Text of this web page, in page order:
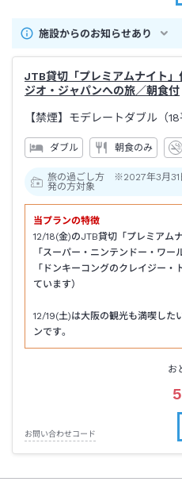
施設からのお知らせあり
JTB貸切「プレミアムナイト
ジオ・ジャパンへの旅／朝食付
【禁煙】モデレートダブル（18
ダブル 朝食のみ
旅の過ごし方 ※2027年3月31
発の方対象
当プランの特徴
12/18(金)のJTB貸切「プレミアム
「スーパー・ニンテンドー・ワー
「ドンキーコングのクレイジー
ています）
12/19(土)は大阪の観光も満喫した
ンです。
お
お問い合わせコード